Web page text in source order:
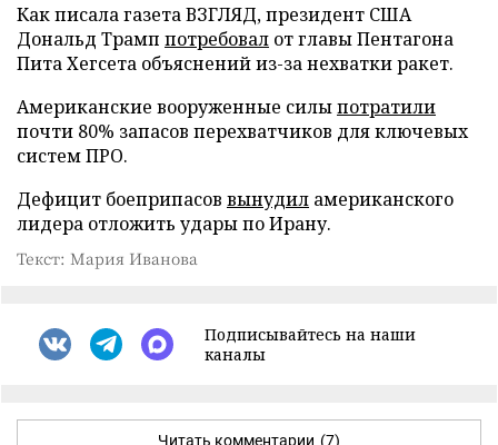
Как писала газета ВЗГЛЯД, президент США
Дональд Трамп потребовал от главы Пентагона
Пита Хегсета объяснений из-за нехватки ракет.
Американские вооруженные силыпотратили
почти 80% запасов перехватчиков для ключевых
систем ПРО.
Дефицит боеприпасов вынудил американского
лидера отложить удары по Ирану.
Текст: Мария Иванова
Подписывайтесь на наши
каналы
Читать комментарии (7)